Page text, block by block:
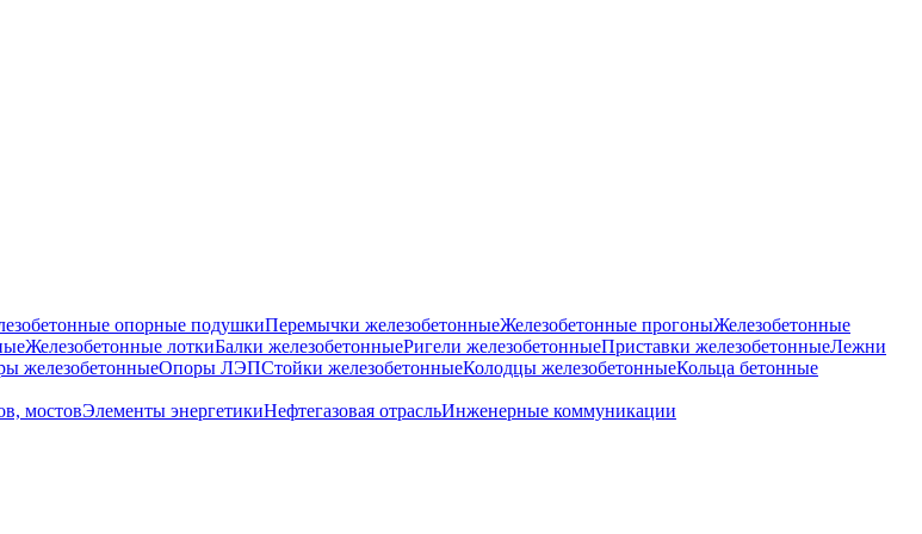
опорные подушкиПеремычки железобетонныеЖелезобетонные прогоныЖелезобетонные
Железобетонные лоткиБалки железобетонныеРигели железобетонныеПриставки железобетонныеЛежни
железобетонныеОпоры ЛЭПСтойки железобетонныеКолодцы железобетонныеКольца бетонные
мостовЭлементы энергетикиНефтегазовая отрасльИнженерные коммуникации